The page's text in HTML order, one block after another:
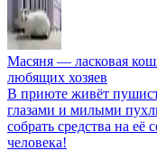
Масяня — ласковая
любящих хозяев
В приюте живёт
глазами и милыми
собрать средства на её
человека!